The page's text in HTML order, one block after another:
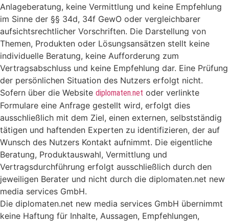
Anlageberatung, keine Vermittlung und keine Empfehlung
im Sinne der §§ 34d, 34f GewO oder vergleichbarer
aufsichtsrechtlicher Vorschriften. Die Darstellung von
Themen, Produkten oder Lösungsansätzen stellt keine
individuelle Beratung, keine Aufforderung zum
Vertragsabschluss und keine Empfehlung dar. Eine Prüfung
der persönlichen Situation des Nutzers erfolgt nicht.
Sofern über die Website diplomaten.net oder verlinkte
Formulare eine Anfrage gestellt wird, erfolgt dies
ausschließlich mit dem Ziel, einen externen, selbstständig
tätigen und haftenden Experten zu identifizieren, der auf
Wunsch des Nutzers Kontakt aufnimmt. Die eigentliche
Beratung, Produktauswahl, Vermittlung und
Vertragsdurchführung erfolgt ausschließlich durch den
jeweiligen Berater und nicht durch die diplomaten.net new
media services GmbH.
Die diplomaten.net new media services GmbH übernimmt
keine Haftung für Inhalte, Aussagen, Empfehlungen,